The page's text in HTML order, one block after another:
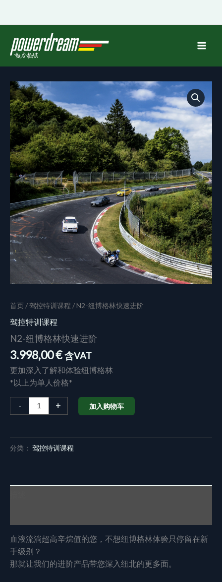
首页 /驾控特训课程 / N2-纽博格林快速进阶
驾控特训课程
N2-纽博格林快速进阶
3.998,00€含VAT
更加深入了解和体验纽博格林
*以上为单人价格*
-
N2-
纽
博
格
林
快
速
进
阶
量
+ 加入购物车
分类： 驾控特训课程
血液流淌超高辛烷值的您，不想纽博格林体验只停留在新
手级别？
那就让我们的进阶产品带您深入纽北的更多面。